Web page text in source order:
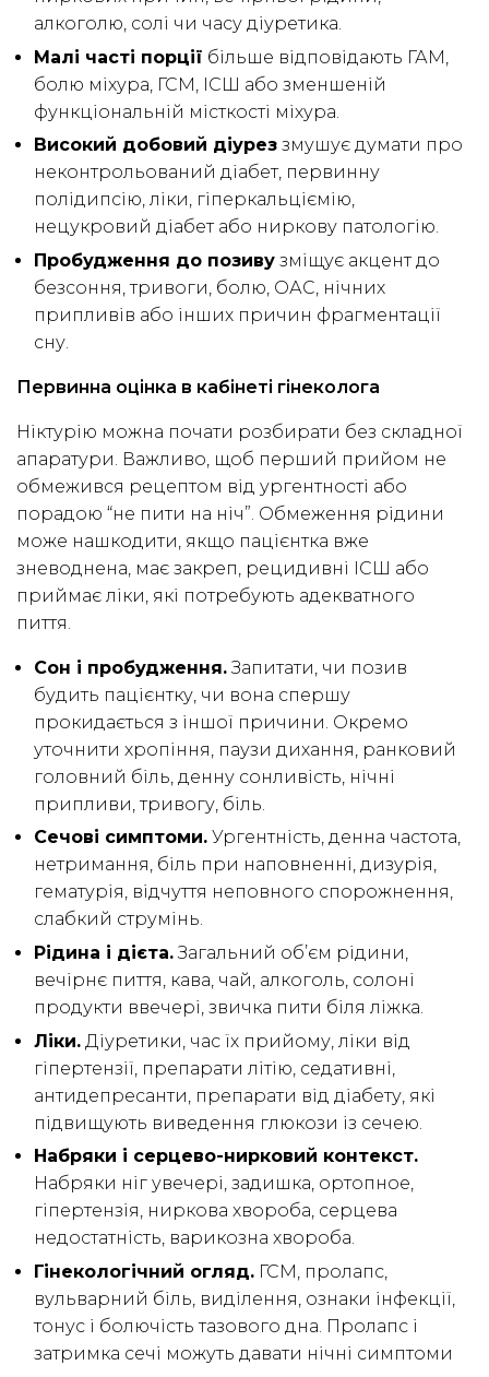
алкоголю, солі чи часу діуретика.
Малі часті порції більше відповідають ГАМ,
болю міхура, ГСМ, ІСШ або зменшеній
функціональній місткості міхура.
Високий добовий діурез змушує думати про
неконтрольований діабет, первинну
полідипсію, ліки, гіперкальціємію,
нецукровий діабет або ниркову патологію.
Пробудження до позиву зміщує акцент до
безсоння, тривоги, болю, ОАС, нічних
припливів або інших причин фрагментації
сну.
Первинна оцінка в кабінеті гінеколога
Ніктурію можна почати розбирати без складної
апаратури. Важливо, щоб перший прийом не
обмежився рецептом від ургентності або
порадою “не пити на ніч”. Обмеження рідини
може нашкодити, якщо пацієнтка вже
зневоднена, має закреп, рецидивні ІСШ або
приймає ліки, які потребують адекватного
пиття.
Сон і пробудження.Запитати, чи позив
будить пацієнтку, чи вона спершу
прокидається з іншої причини. Окремо
уточнити хропіння, паузи дихання, ранковий
головний біль, денну сонливість, нічні
припливи, тривогу, біль.
Сечові симптоми. Ургентність, денна частота,
нетримання, біль при наповненні, дизурія,
гематурія, відчуття неповного спорожнення,
слабкий струмінь.
Рідина і дієта.Загальний об’єм рідини,
вечірнє пиття, кава, чай, алкоголь, солоні
продукти ввечері, звичка пити біля ліжка.
Ліки. Діуретики, час їх прийому, ліки від
гіпертензії, препарати літію, седативні,
антидепресанти, препарати від діабету, які
підвищують виведення глюкози із сечею.
Набряки і серцево-нирковий контекст.
Набряки ніг увечері, задишка, ортопное,
гіпертензія, ниркова хвороба, серцева
недостатність, варикозна хвороба.
Гінекологічний огляд. ГСМ, пролапс,
вульварний біль, виділення, ознаки інфекції,
тонус і болючість тазового дна. Пролапс і
затримка сечі можуть давати нічні симптоми